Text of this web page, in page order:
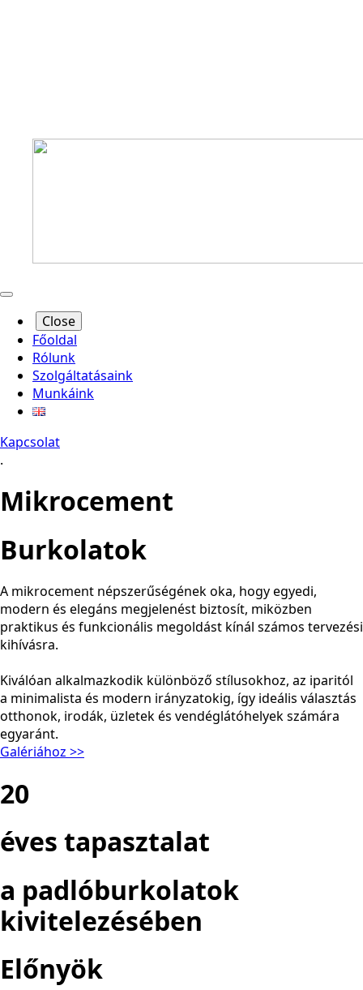
Close
Főoldal
Rólunk
Szolgáltatásaink
Munkáink
Kapcsolat
.
Mikrocement
Burkolatok
A mikrocement népszerűségének oka, hogy egyedi,
modern és elegáns megjelenést biztosít, miközben
praktikus és funkcionális megoldást kínál számos tervezési
kihívásra.
Kiválóan alkalmazkodik különböző stílusokhoz, az iparitól
a minimalista és modern irányzatokig, így ideális választás
otthonok, irodák, üzletek és vendéglátóhelyek számára
egyaránt.
Galériához >>
20
éves tapasztalat
a padlóburkolatok
kivitelezésében
Előnyök